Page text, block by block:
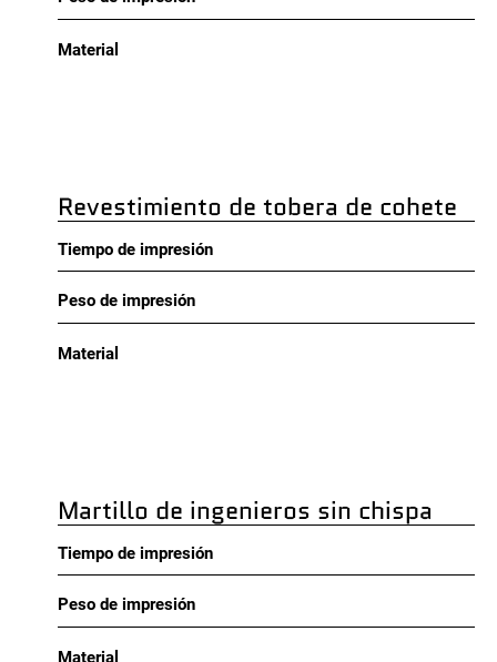
Material
Revestimiento de tobera de cohete
Tiempo de impresión
Peso de impresión
Material
Martillo de ingenieros sin chispa
Tiempo de impresión
Peso de impresión
Material